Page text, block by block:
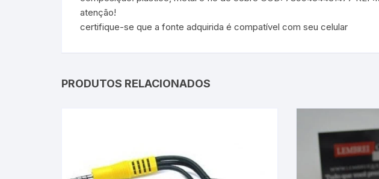
atenção!
certifique-se que a fonte adquirida é compatível com seu celular
PRODUTOS RELACIONADOS